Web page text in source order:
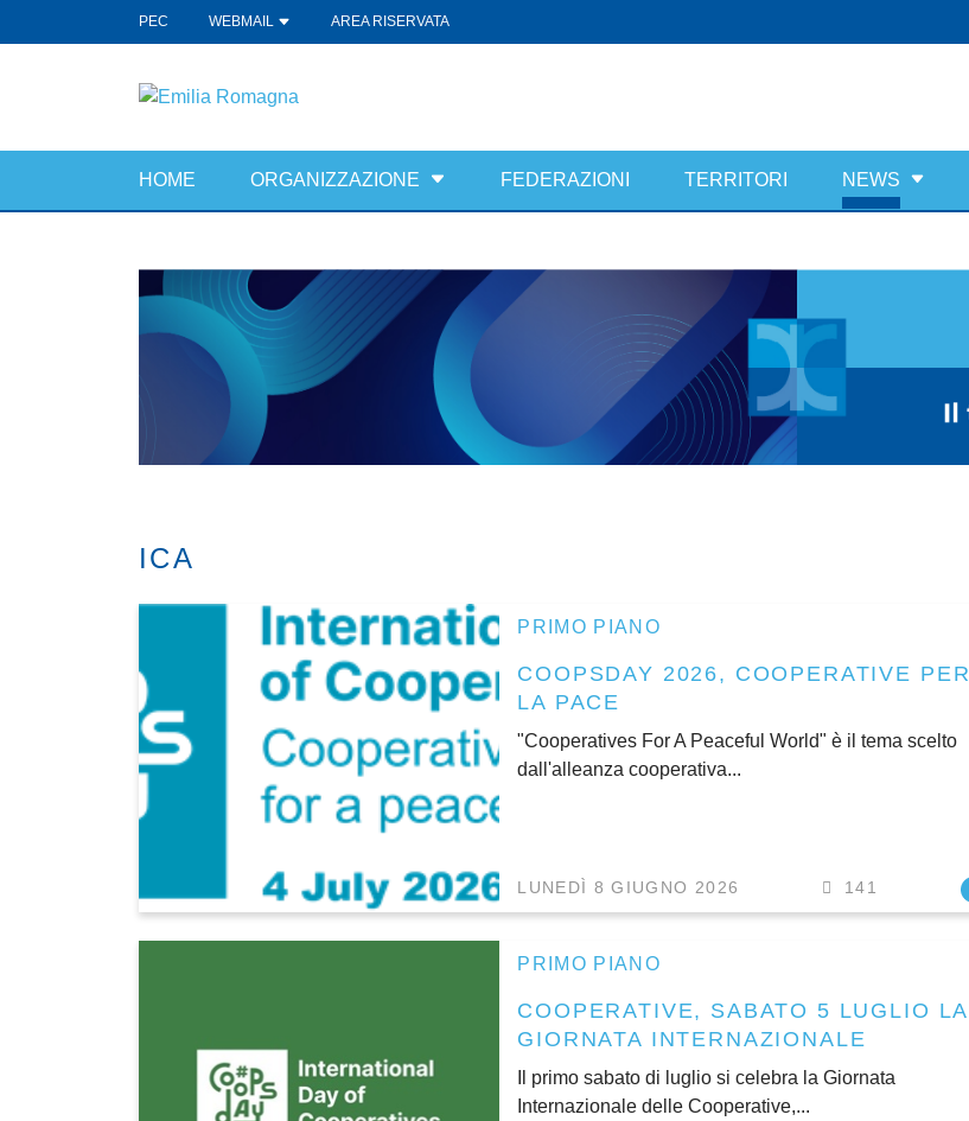
PEC WEBMAIL AREA RISERVATA
HOME ORGANIZZAZIONE FEDERAZIONI TERRITORI NEWS
ICA
PRIMO PIANO
COOPSDAY 2026, COOPERATIVE PER
LA PACE
"Cooperatives For A Peaceful World" è il tema scelto
dall'alleanza cooperativa...
LUNEDÌ 8 GIUGNO 2026 141
PRIMO PIANO
COOPERATIVE, SABATO 5 LUGLIO LA
GIORNATA INTERNAZIONALE
Il primo sabato di luglio si celebra la Giornata
Internazionale delle Cooperative,...